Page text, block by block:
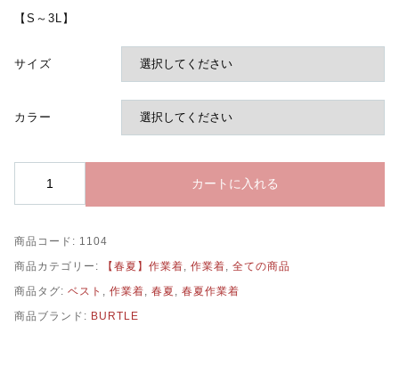
【S～3L】
サイズ
カラー
1104
サ
マ
ベ
ス
カートに入れる
商品コード: 1104
商品カテゴリー:
【春夏】作業着, 作業着, 全ての商品
商品タグ: ベスト , 作業着, 春夏 , 春夏作業着
商品ブランド: BURTLE